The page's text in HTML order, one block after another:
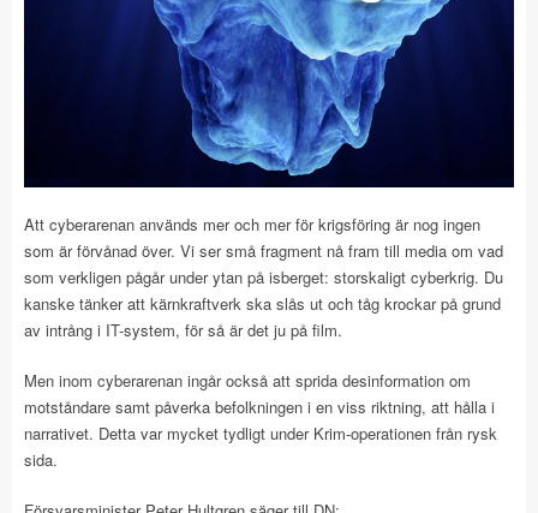
Att cyberarenan används mer och mer för krigsföring är nog ingen
som är förvånad över. Vi ser små fragment nå fram till media om vad
som verkligen pågår under ytan på isberget: storskaligt cyberkrig. Du
kanske tänker att kärnkraftverk ska slås ut och tåg krockar på grund
av intrång i IT-system, för så är det ju på film.
Men inom cyberarenan ingår också att sprida desinformation om
motståndare samt påverka befolkningen i en viss riktning, att hålla i
narrativet. Detta var mycket tydligt under Krim-operationen från rysk
sida.